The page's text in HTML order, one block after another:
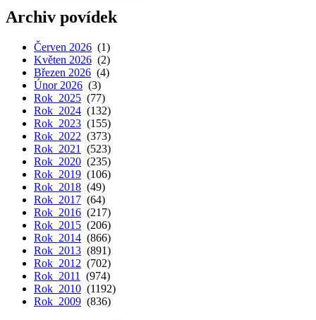
Archiv povídek
Červen 2026 (1)
Květen 2026 (2)
Březen 2026 (4)
Únor 2026 (3)
Rok 2025 (77)
Rok 2024 (132)
Rok 2023 (155)
Rok 2022 (373)
Rok 2021
(523)
Rok 2020 (235)
Rok 2019 (106)
Rok 2018 (49)
Rok 2017 (64)
Rok 2016 (217)
Rok 2015 (206)
Rok 2014 (866)
Rok 2013 (891)
Rok 2012 (702)
Rok 2011
(974)
Rok 2010 (1192)
Rok 2009 (836)